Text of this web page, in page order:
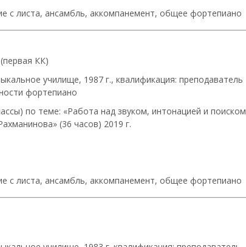
с листа, ансамбль, аккомпанемент, общее фортепиано
КК)
училище, 1987 г., квалификация: преподаватель
фортепиано
по теме: «Работа над звуком, интонацией и поиском
(36 часов) 2019 г.
с листа, ансамбль, аккомпанемент, общее фортепиано